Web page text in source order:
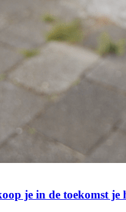
je in de toekomst je